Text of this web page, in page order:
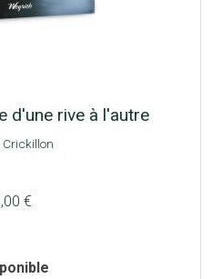
d'une rive à l'autre
€